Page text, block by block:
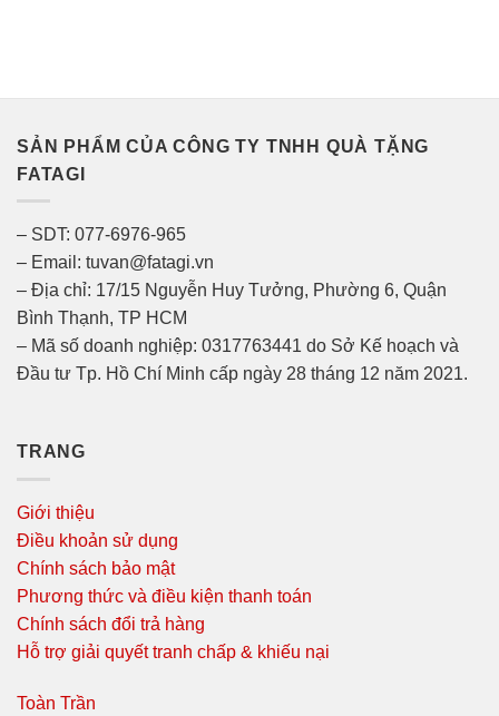
SẢN PHẨM CỦA CÔNG TY TNHH QUÀ TẶNG
FATAGI
– SDT: 077-6976-965
– Email: tuvan@fatagi.vn
– Địa chỉ: 17/15 Nguyễn Huy Tưởng, Phường 6, Quận
Bình Thạnh, TP HCM
– Mã số doanh nghiệp: 0317763441 do Sở Kế hoạch và
Đầu tư Tp. Hồ Chí Minh cấp ngày 28 tháng 12 năm 2021.
TRANG
Giới thiệu
Điều khoản sử dụng
Chính sách bảo mật
Phương thức và điều kiện thanh toán
Chính sách đổi trả hàng
Hỗ trợ giải quyết tranh chấp & khiếu nại
Toàn Trần